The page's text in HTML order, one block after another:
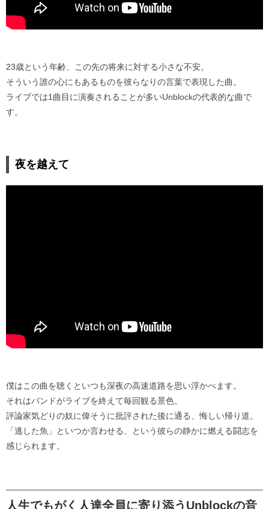
23歳という年齢、この先の将来に対する小さな不安。
そういう誰の心にもあるものを彼らなりの言葉で表現した曲。
ライブでは1曲目に演奏されることが多いUnblockの代表的な曲で
す。
夜を越えて
僕はこの曲を聴くといつも深夜の高速道路を思い浮かべます。
それはバンドがライブを終えて毎回観る景色。
評論家気どりの奴に偉そうに批評された後に通る、悔しい帰り道。
「逃した魚」といつか言わせる、という彼らの静かに燃える闘志を
感じられます。
人生でもがく人達全員に寄り添うUnblockの音